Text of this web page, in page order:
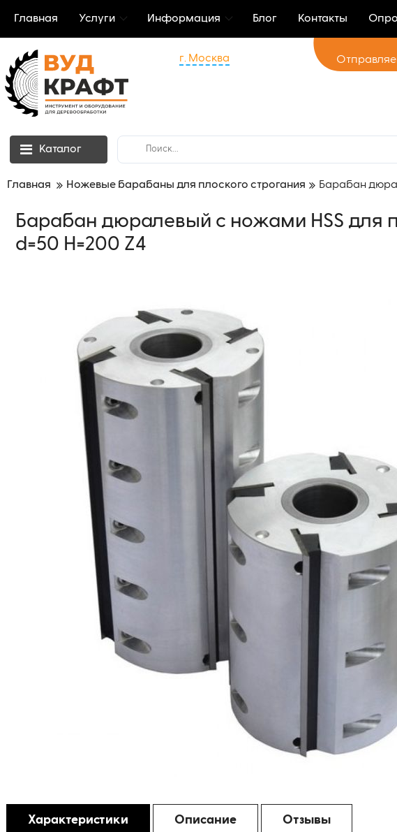
Главная Услуги Информация Блог Контакты
г. Москва
Каталог
Главная Ножевые барабаны для плоского строгания Барабан
Барабан дюралевый с ножами HSS для
d=50 H=200 Z4
Характеристики Описание Отзывы